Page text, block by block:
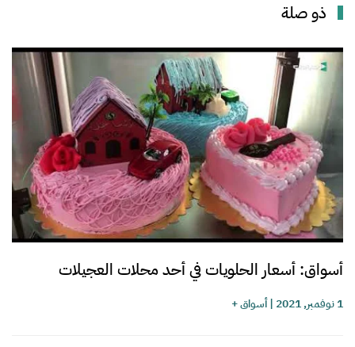
ذو صلة
أسواق: أسعار الحلويات في أحد محلات العجيلات
1 نوفمبر, 2021 |أسواق +